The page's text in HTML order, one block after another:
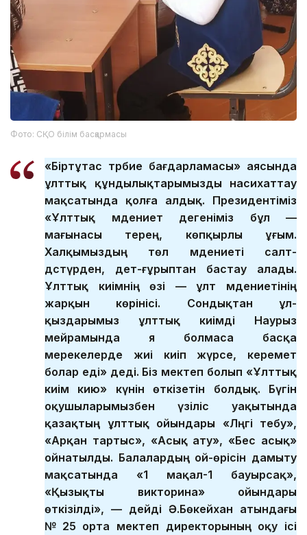
Фото: СҚО білім басқармасы
«Біртұтас тәрбие бағдарламасы» аясында
ұлттық құндылықтарымызды насихаттау
мақсатында қолға алдық. Президентіміз
«Ұлттық мәдениет дегеніміз бұл —
мағынасы терең, көпқырлы ұғым.
Халқымыздың төл мәдениеті салт-
дәстүрден, әдет-ғұрыптан бастау алады.
Ұлттық киімнің өзі — ұлт мәдениетінің
жарқын көрінісі. Сондықтан ұл-
қыздарымыз ұлттық киімді Наурыз
мейрамында я болмаса басқа
мерекелерде жиі киіп жүрсе, керемет
болар еді» деді. Біз мектеп болып «Ұлттық
киім кию» күнін өткізетін болдық. Бүгін
оқушыларымызбен үзіліс уақытында
қазақтың ұлттық ойындары «Ләңгі тебу»,
«Арқан тартыс», «Асық ату», «Бес асық»
ойнатылды. Балалардың ой-өрісін дамыту
мақсатында «1 мақал-1 бауырсақ»,
«Қызықты викторина» ойындары
өткізілді», — дейді Ә.Бөкейхан атындағы
№ 25 орта мектеп директорының оқу ісі